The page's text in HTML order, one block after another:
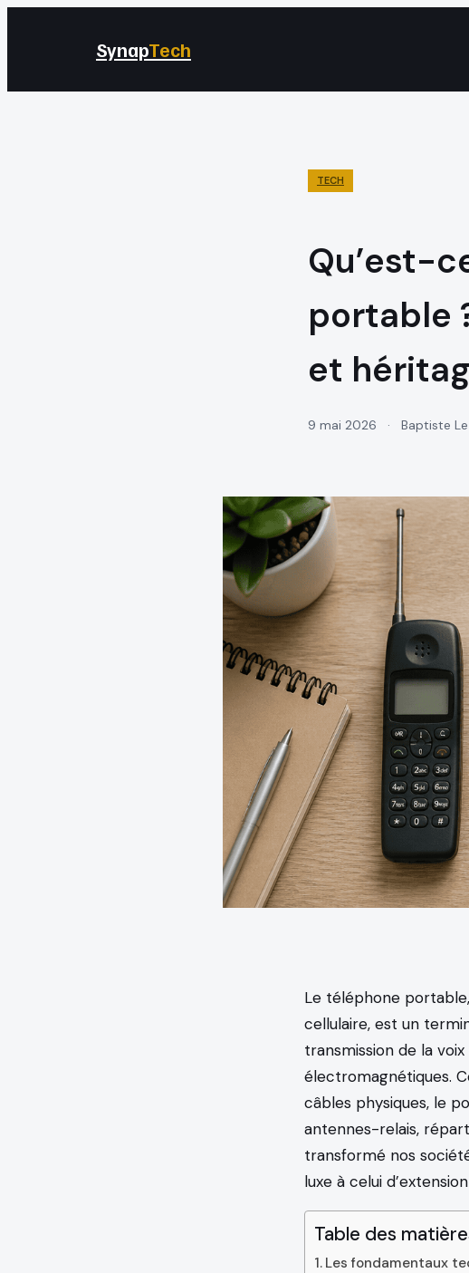
SynapTech
TECH
Qu’est-
portable
et
9 mai 2026 · Baptiste
Le téléphone
cellulaire, est un
transmission de la
électromagnétiques.
câbles physiques, le
antennes-relais,
transformé nos
luxe à celui
Table des
Les fondamentaux